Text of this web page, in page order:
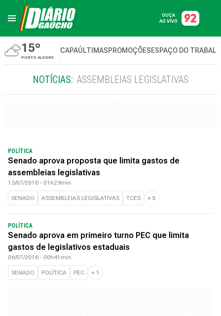
OUÇA
AO VIVO
15º
PORTO ALEGRE
CAPAÚLTIMASPROMOÇÕESESPAÇO DO
NOTÍCIAS: ASSEMBLEIAS LEGISLATIVAS
POLÍTICA
Senado aprova proposta que limita gastos de
assembleias legislativas
13/07/2016 - 01h29min
SENADO ASSEMBLEIAS LEGISLATIVAS TCES + 5
POLÍTICA
Senado aprova em primeiro turno PEC que limita
gastos de legislativos estaduais
06/07/2016 - 00h41min
SENADO POLÍTICA PEC + 1